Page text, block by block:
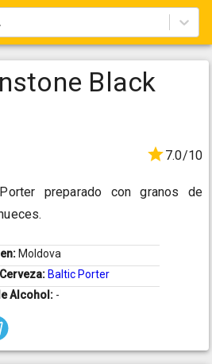
Black
7.0/10
preparado con granos de
Moldova
Baltic Porter
Alcohol: -